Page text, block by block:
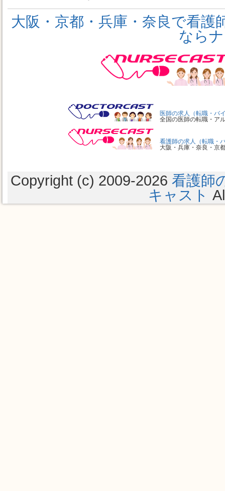
大阪・京都・兵庫・奈良で看
なら
医師の求人（転職・バ
全国の医師の転職・ア
看護師の求人（転職・
大阪・兵庫・奈良・京
Copyright (c) 2009-2026 看護師
キャスト